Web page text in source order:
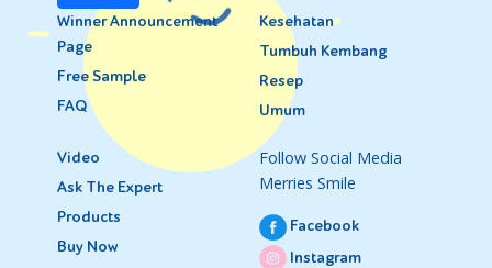
Winner Announcement
Page
Free Sample
FAQ
Kesehatan
Tumbuh Kembang
Resep
Umum
Video
Ask The Expert
Products
Buy Now
Follow Social Media
Merries Smile
Facebook
Instagram